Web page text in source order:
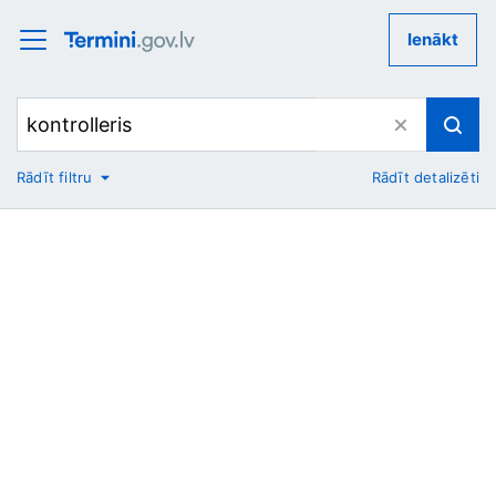
Ienākt
No
Rādīt filtru Rādīt detalizēti